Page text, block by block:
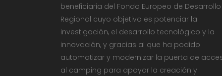
beneficiaria del Fondo Europeo de Desarrollo
Regional cuyo objetivo es potenciar la
investigación, el desarrollo tecnológico y la
innovación, y gracias al que ha podido
automatizar y modernizar la puerta de
al camping para apoyar la creación y